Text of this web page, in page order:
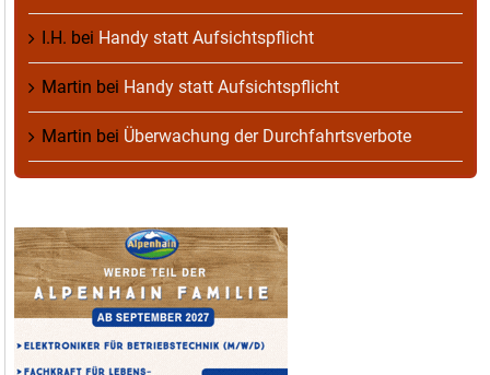
I.H. bei Handy statt Aufsichtspflicht
Martin bei Handy statt Aufsichtspflicht
Martin bei Überwachung der Durchfahrtsverbote